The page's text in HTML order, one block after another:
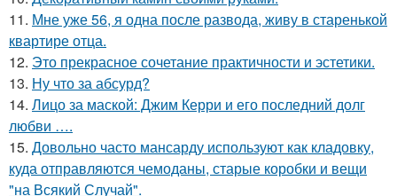
11. Мне уже 56, я одна после развода, живу в старенькой
квартире отца.
12. Это прекрасное сочетание практичности и эстетики.
13. Ну что за абсурд?
14. Лицо за маской: Джим Керри и его последний долг
любви ….
15. Довольно часто мансарду используют как кладовку,
куда отправляются чемоданы, старые коробки и вещи
"на Всякий Случай".